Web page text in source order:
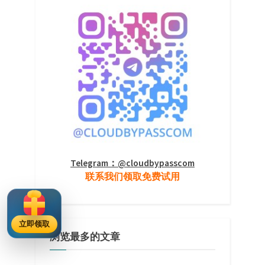
Telegram：@cloudbypasscom
联系我们领取免费试用
浏览最多的文章
立即领取